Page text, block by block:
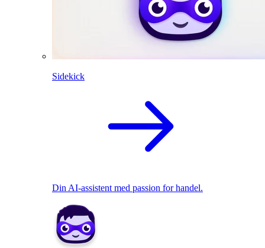
Sidekick
Din AI-assistent med passion for handel.